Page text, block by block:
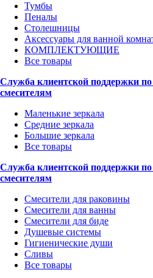
Тумбы
Пеналы
Столешницы
Аксессуары для ванной
КОМПЛЕКТУЮЩИЕ
Все товары
Служба клиентской поддержки по
смесителям
Маленькие зеркала
Средние зеркала
Большие зеркала
Все товары
Служба клиентской поддержки по
смесителям
Смесители для раковины
Смесители для ванны
Смесители для биде
Душевые системы
Гигиенические души
Сливы
Все товары